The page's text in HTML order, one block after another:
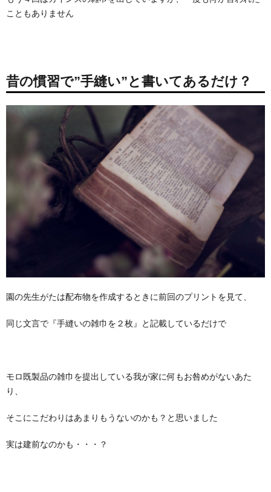
こともありません
昔の慣習で”手縫い”と書いてあるだけ？
園の先生がたは配布物を作成するときに前回のプリントを見て、
同じ文言で『手縫いの雑巾を２枚』と記載しているだけで
モロ既製品の雑巾を提出している我が家に何もお咎めがないあた
り、
そこにこだわりはあまりもうないのかも？と思いました
実は建前なのかも・・・？